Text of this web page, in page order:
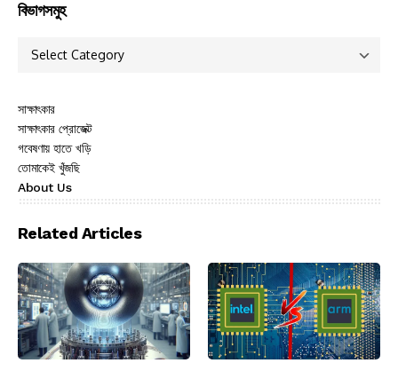
বিভাগসমুহ
সাক্ষাৎকার
সাক্ষাৎকার প্রোজেক্ট
গবেষণায় হাতে খড়ি
তোমাকেই খুঁজছি
About Us
Related Articles